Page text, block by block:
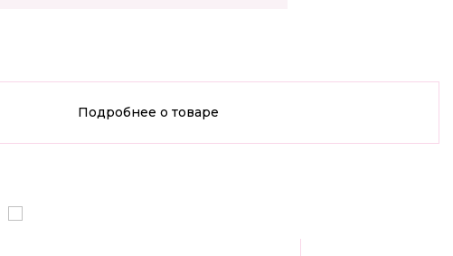
Подробнее о товаре